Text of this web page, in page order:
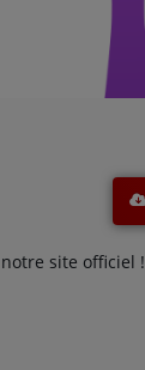
site officiel !